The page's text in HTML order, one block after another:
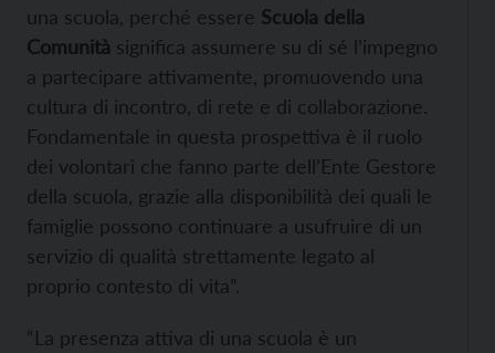
una scuola, perché essere Scuola della
Comunità significa assumere su di sé l’impegno
a partecipare attivamente, promuovendo una
cultura di incontro, di rete e di collaborazione.
Fondamentale in questa prospettiva è il ruolo
dei volontari che fanno parte dell’Ente Gestore
della scuola, grazie alla disponibilità dei quali le
famiglie possono continuare a usufruire di un
servizio di qualità strettamente legato al
proprio contesto di vita”.
“La presenza attiva di una scuola è un